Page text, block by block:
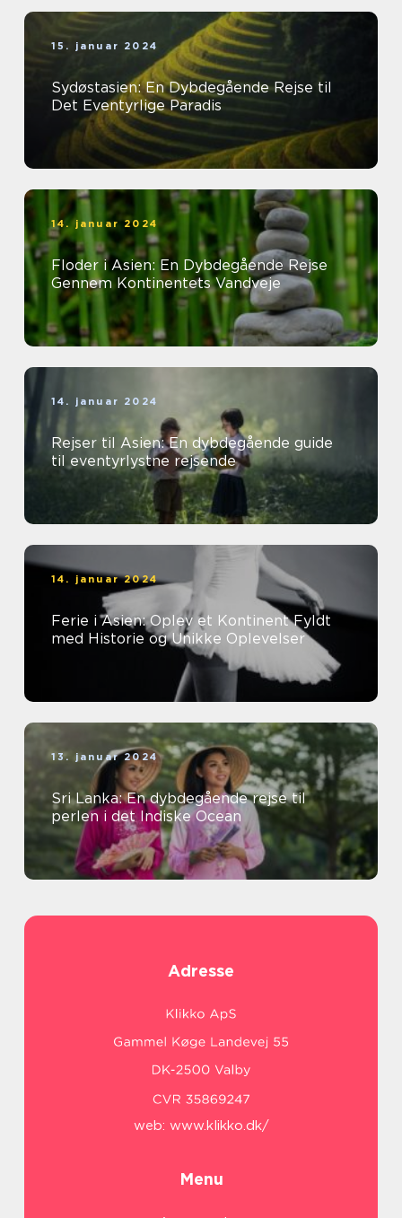
15. januar 2024
Sydøstasien: En Dybdegående Rejse til
Det Eventyrlige Paradis
14. januar 2024
Floder i Asien: En Dybdegående Rejse
Gennem Kontinentets Vandveje
14. januar 2024
Rejser til Asien: En dybdegående guide
til eventyrlystne rejsende
14. januar 2024
Ferie i Asien: Oplev et Kontinent Fyldt
med Historie og Unikke Oplevelser
13. januar 2024
Sri Lanka: En dybdegående rejse til
perlen i det Indiske Ocean
Adresse
web: www.klikko.dk/
Menu